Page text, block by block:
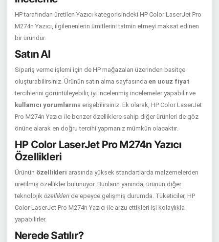
HP tarafından üretilen Yazıcı kategorisindeki HP Color LaserJet Pro
M274n Yazıcı, ilgilenenlerin ümitlerini tatmin etmeyi maksat edinen
bir üründür.
Satın Al
Sipariş verme işlemi için de HP mağazaları üzerinden basitçe
oluşturabilirsiniz. Ürünün satın alma sayfasında en ucuz fiyat
tercihlerini görüntüleyebilir, iyi incelenmiş incelemeler yapabilir ve
kullanıcı yorumlarına erişebilirsiniz. Ek olarak, HP Color LaserJet
Pro M274n Yazıcı ile benzer özelliklere sahip diğer ürünleri de göz
önüne alarak en doğru tercihi yapmanız mümkün olacaktır.
HP Color LaserJet Pro M274n Yazıcı
Özellikleri
Ürünün özellikleri arasında yüksek standartlarda malzemelerden
üretilmiş özellikler bulunuyor. Bunların yanında, ürünün diğer
teknolojik özellikleri de epeyce gelişmiş durumda. Tüketiciler, HP
Color LaserJet Pro M274n Yazıcı ile arzu ettikleri işi kolaylıkla
yapabilirler.
Nerede Satılır?